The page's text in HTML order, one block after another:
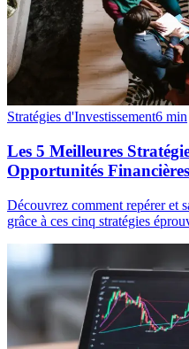
Stratégies d'Investissement6 min
Les 5 Meilleures
Opportunités Financières
Découvrez comment repérer et
grâce à ces cinq stratégies